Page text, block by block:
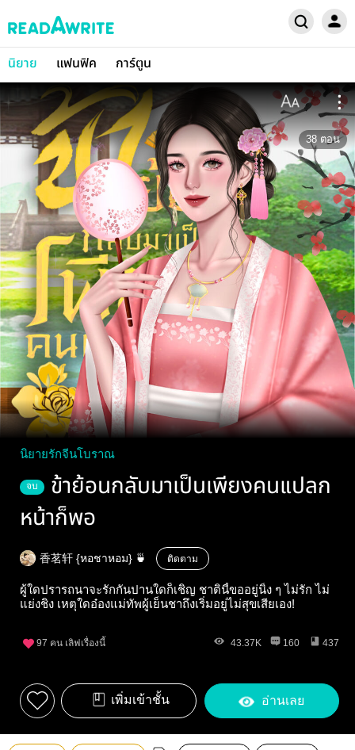
นิยาย แฟนฟิค การ์ตูน
38 ตอน
นิยายรักจีนโบราณ
จบ
ข้าย้อนกลับมาเป็นเพียงคนแปลก
หน้าก็พอ
香茗轩 {หอชาหอม} 🍵 ติดตาม
ผู้ใดปรารถนาจะรักกันปานใดก็เชิญ ชาตินี้ขออยู่นิ่ง ๆ ไม่รัก ไม่
แย่งชิง เหตุใดอ๋องแม่ทัพผู้เย็นชาถึงเริ่มอยู่ไม่สุขเสียเอง!
97 คน เลิฟเรื่องนี้ 43.37K 160 437
เพิ่มเข้าชั้น อ่านเลย